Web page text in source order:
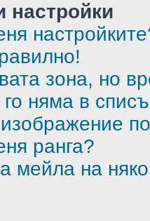
настройки
зона, но
няма в
ранга?
мейла на